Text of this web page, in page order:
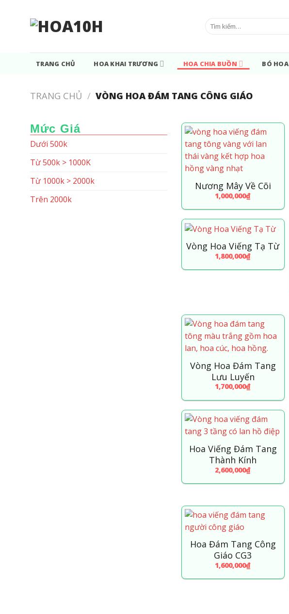
Tìm
TRANG CHỦ HOA KHAI TRƯƠNG HOA CHIA BUỒN BÓ HOA
TRANG CHỦ / VÒNG HOA ĐÁM TANG CÔNG GIÁO
Mức Giá
Dưới 500k
Từ 500k > 1000K
Từ 1000k > 2000k
Trên 2000k
Nương Mây Về Cõi
1,000,000₫
Vòng Hoa Viếng Tạ Từ
1,800,000₫
Vòng Hoa Đám Tang
Lưu Luyến
1,700,000₫
Hoa Viếng Đám Tang
Thành Kính
2,600,000₫
Hoa Đám Tang Công
Giáo CG3
1,600,000₫